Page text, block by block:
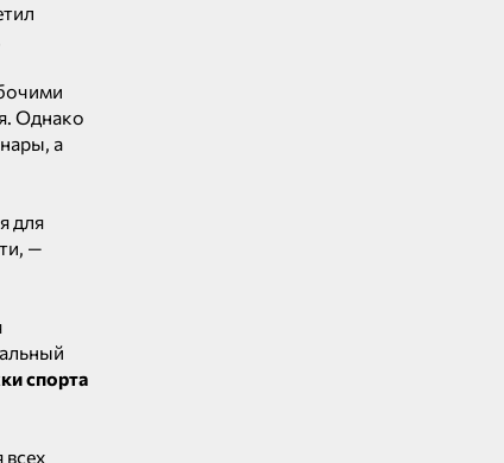
Однако
а
для
—
спорта